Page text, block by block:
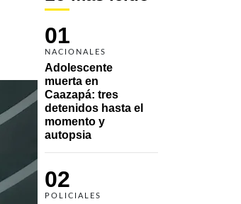
01
NACIONALES
Adolescente
muerta en
Caazapá: tres
detenidos hasta el
momento y
autopsia
02
POLICIALES